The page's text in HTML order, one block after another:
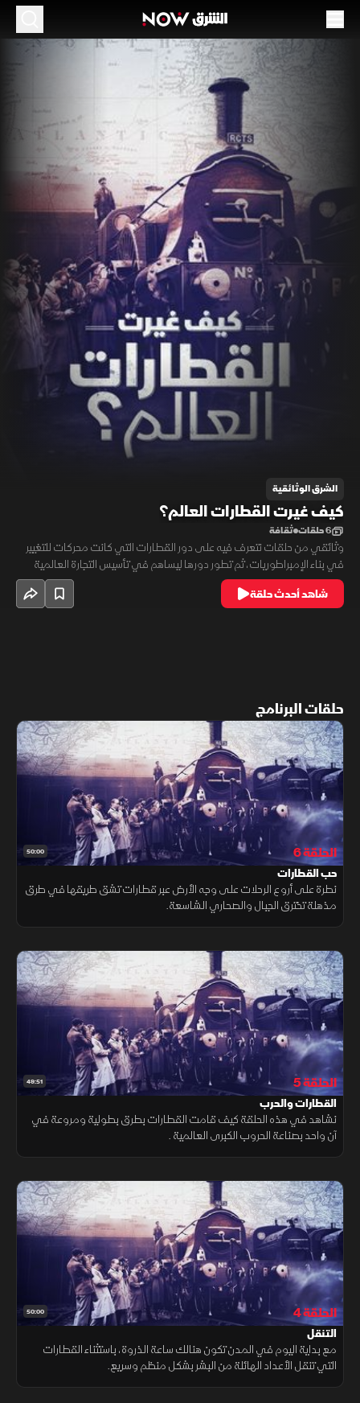
كيف غيرت القطارات العالم؟
الشرق الوثائقية
كيف غيرت القطارات العالم؟
6 حلقات ثقافة
وثائقي من حلقات نتعرف فيه على دور القطارات التي كانت محركات للتغيير
في بناء الإمبراطوريات، ثم تطور دورها ليساهم في تأسيس التجارة العالمية
وفي الحياة اليومية وأثناء الحروب.
شاهد أحدث حلقة
حلقات البرنامج
50:00 الحلقة 6
حب القطارات
نطرة على أروع الرحلات على وجه الأرض عبر قطارات تشق طريقها في طرق
مذهلة تخترق الجبال والصحاري الشاسعة.
49:51 الحلقة 5
القطارات والحرب
نشاهد في هذه الحلقة كيف قامت القطارات بطرق بطولية ومروعة في
آن واحد بصناعة الحروب الكبرى العالمية .
50:00 الحلقة 4
التنقل
مع بداية اليوم في المدن تكون هنالك ساعة الذروة، باستثناء القطارات
التي تنقل الأعداد الهائلة من البشر بشكل منظم وسريع.